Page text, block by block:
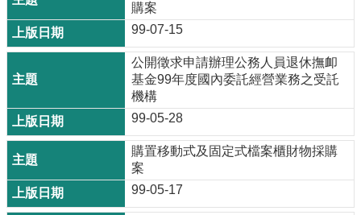
購案
99-07-15
公開徵求申請辦理公務人員退休撫卹
基金99年度國內委託經營業務之受託
機構
99-05-28
購置移動式及固定式檔案櫃財物採購
案
99-05-17